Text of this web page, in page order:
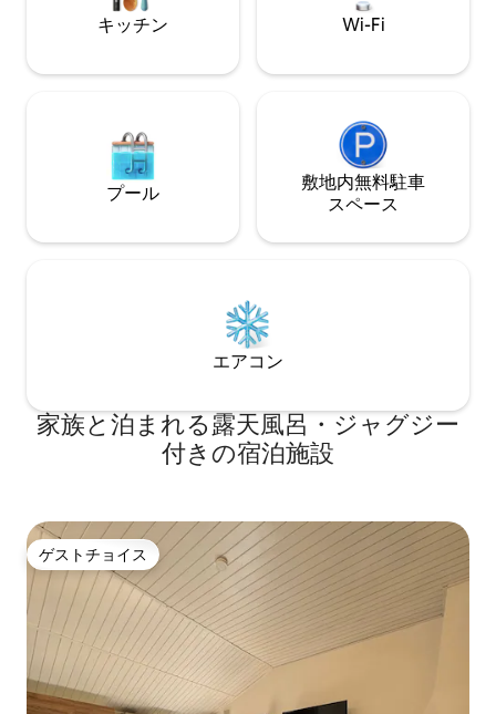
キッチン Wi-Fi
プール
敷地内無料駐⁠車
ス⁠ペ⁠ー⁠ス
エアコン
家族と泊まれる露天風呂・ジャグジー
付きの宿泊施設
ゲストチョイス
ゲストチョイス